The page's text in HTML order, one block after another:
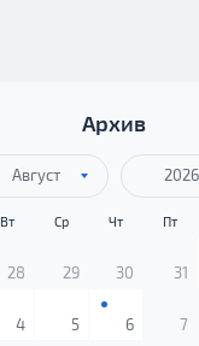
Архив
Август 2026
Вт Ср Чт Пт
28 29 30 31
4 5 6 7